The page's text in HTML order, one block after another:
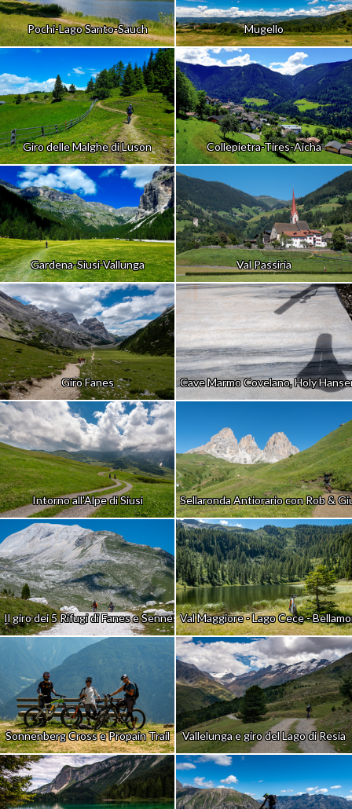
Pochi-Lago Santo-Sauch Mugello
Giro delle Malghe di Luson Collepietra-Tires-Aicha
Gardena-Siusi-Vallunga Val Passiria
Giro Fanes Cave Marmo Covelano, Holy
Intorno all'Alpe di Siusi Sellaronda Antiorario con Rob &
Il giro dei 5 Rifugi di Fanes e SennesVal Maggiore - Lago Cece -
Sonnenberg Cross e Propain Trail Vallelunga e giro del Lago di Resia